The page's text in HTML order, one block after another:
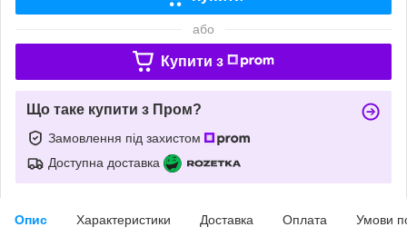
або
Купити з
Що таке купити з Пром?
Замовлення під захистом
Доступна доставка
Опис Характеристики Доставка Оплата Умови